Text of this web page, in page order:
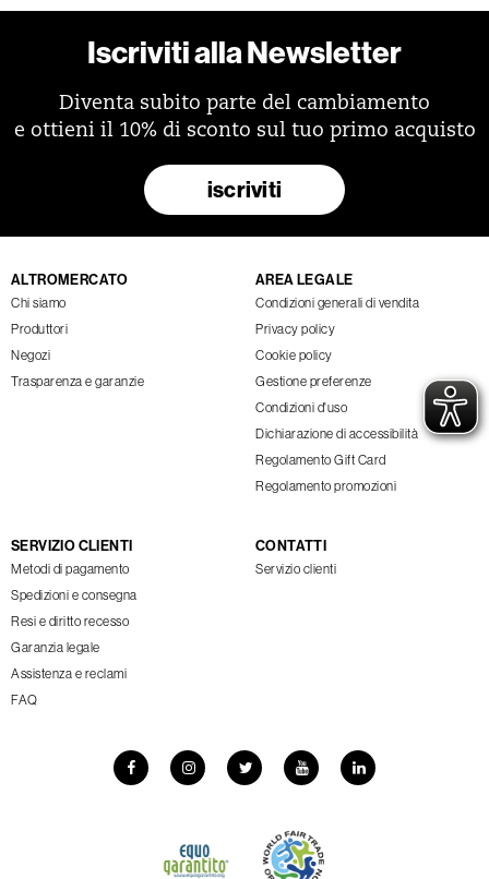
Iscriviti alla Newsletter
Diventa subito parte del cambiamento
e ottieni il 10% di sconto sul tuo primo acquisto
iscriviti
ALTROMERCATO
Chi siamo
Produttori
Negozi
Trasparenza e garanzie
AREA LEGALE
Condizioni generali di vendita
Privacy policy
Cookie policy
Gestione preferenze
Condizioni d'uso
Dichiarazione di accessibilità
Regolamento Gift Card
Regolamento promozioni
SERVIZIO CLIENTI
Metodi di pagamento
Spedizioni e consegna
Resi e diritto recesso
Garanzia legale
Assistenza e reclami
FAQ
CONTATTI
Servizio clienti